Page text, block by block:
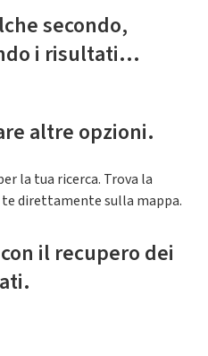
secondo,
i risultati...
altre opzioni.
la tua ricerca. Trova la
direttamente sulla mappa.
il recupero dei